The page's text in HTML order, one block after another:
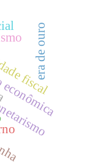
fiscal
era de ouro